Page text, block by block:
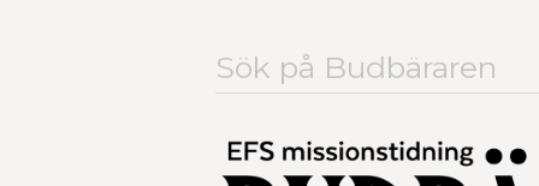
Sök
efter: